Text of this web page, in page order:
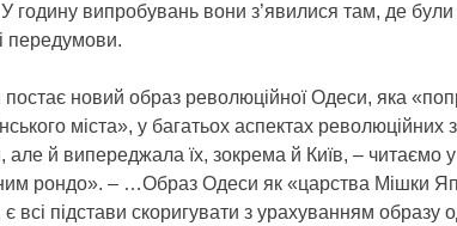
У годину випробувань вони з’явилися там, де були
передумови.
новий образ революційної Одеси, яка
міста», у багатьох аспектах
але й випереджала їх, зокрема й Київ, – читаємо
рондо». – …Образ Одеси як «царства Мішки
всі підстави скоригувати з урахуванням образу